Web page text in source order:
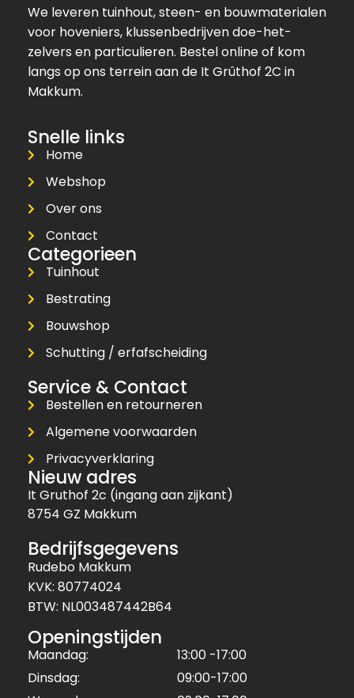
We leveren tuinhout, steen- en bouwmaterialen
voor hoveniers, klussenbedrijven doe-het-
zelvers en particulieren. Bestel online of kom
langs op ons terrein aan de It Grûthof 2C in
Makkum.
Snelle links
Home
Webshop
Over ons
Contact
Categorieen
Tuinhout
Bestrating
Bouwshop
Schutting / erfafscheiding
Service & Contact
Bestellen en retourneren
Algemene voorwaarden
Privacyverklaring
Nieuw adres
It Gruthof 2c (ingang aan zijkant)
8754 GZ Makkum
Bedrijfsgegevens
Rudebo Makkum
KVK: 80774024
BTW: NL003487442B64
Openingstijden
Maandag:
13:00 -17:00
Dinsdag:
09:00-17:00